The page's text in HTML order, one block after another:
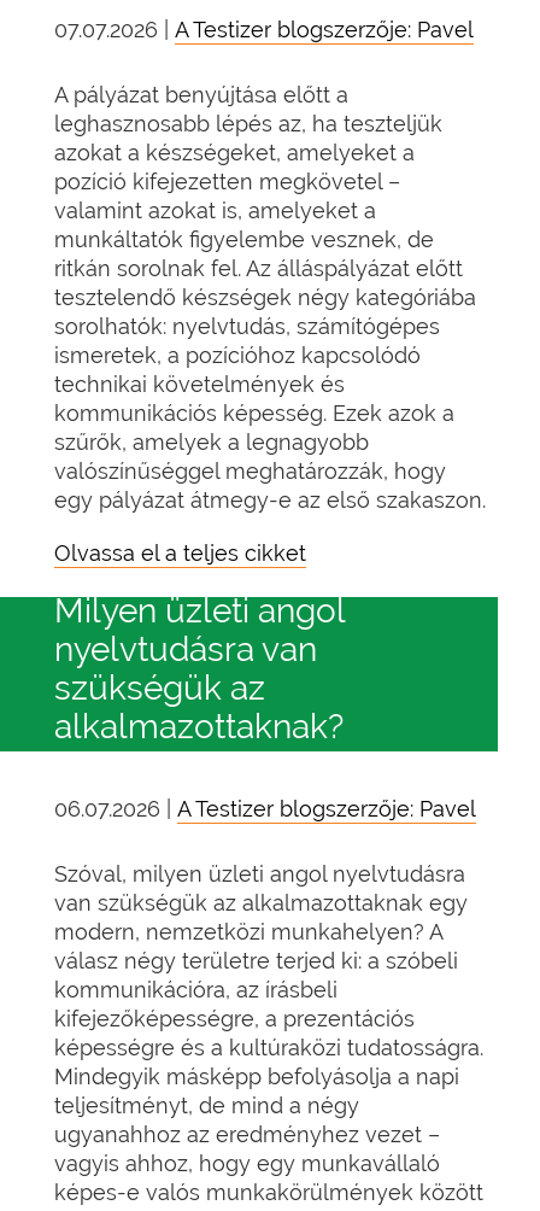
07.07.2026 | A Testizer blogszerzője: Pavel
A pályázat benyújtása előtt a
leghasznosabb lépés az, ha teszteljük
azokat a készségeket, amelyeket a
pozíció kifejezetten megkövetel –
valamint azokat is, amelyeket a
munkáltatók figyelembe vesznek, de
ritkán sorolnak fel. Az álláspályázat előtt
tesztelendő készségek négy kategóriába
sorolhatók: nyelvtudás, számítógépes
ismeretek, a pozícióhoz kapcsolódó
technikai követelmények és
kommunikációs képesség. Ezek azok a
szűrők, amelyek a legnagyobb
valószínűséggel meghatározzák, hogy
egy pályázat átmegy-e az első szakaszon.
Olvassa el a teljes cikket
Milyen üzleti angol
nyelvtudásra van
szükségük az
alkalmazottaknak?
06.07.2026 | A Testizer blogszerzője: Pavel
Szóval, milyen üzleti angol nyelvtudásra
van szükségük az alkalmazottaknak egy
modern, nemzetközi munkahelyen? A
válasz négy területre terjed ki: a szóbeli
kommunikációra, az írásbeli
kifejezőképességre, a prezentációs
képességre és a kultúraközi tudatosságra.
Mindegyik másképp befolyásolja a napi
teljesítményt, de mind a négy
ugyanahhoz az eredményhez vezet –
vagyis ahhoz, hogy egy munkavállaló
képes-e valós munkakörülmények között